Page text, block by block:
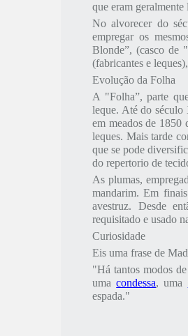
que eram
No alvorecer do
empregar os
Blonde”, (casco de
(fabricantes e
Evolução da Folha
A "Folha”, parte
leque. Até do século
em meados de 1850
leques. Mais tarde
que se pode
do repertorio de
As plumas,
mandarim. Em
avestruz. Desde
requisitado e usado
Curiosidade
Eis uma frase de
"Há tantos modos
umacondessa, uma
espada."